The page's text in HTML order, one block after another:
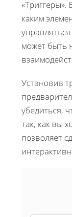
каким
может быть
Установив
убедиться,
так, как вы
позволяет